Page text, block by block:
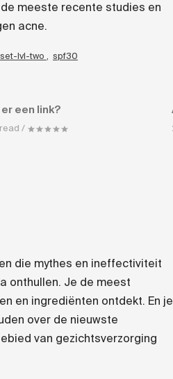
meeste recente studies en
acne.
lvl-two , spf30
een link?
/
die mythes en ineffectiviteit
onthullen. Je de meest
en ingrediënten ontdekt. En je
over de nieuwste
van gezichtsverzorging